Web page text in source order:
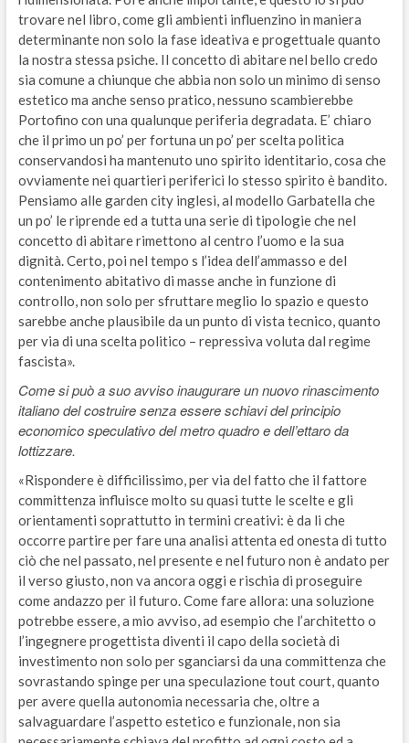
trovare nel libro, come gli ambienti influenzino in maniera
determinante non solo la fase ideativa e progettuale quanto
la nostra stessa psiche. Il concetto di abitare nel bello credo
sia comune a chiunque che abbia non solo un minimo di senso
estetico ma anche senso pratico, nessuno scambierebbe
Portofino con una qualunque periferia degradata. E’ chiaro
che il primo un po’ per fortuna un po’ per scelta politica
conservandosi ha mantenuto uno spirito identitario, cosa che
ovviamente nei quartieri periferici lo stesso spirito è bandito.
Pensiamo alle garden city inglesi, al modello Garbatella che
un po’ le riprende ed a tutta una serie di tipologie che nel
concetto di abitare rimettono al centro l’uomo e la sua
dignità. Certo, poi nel tempo s l’idea dell’ammasso e del
contenimento abitativo di masse anche in funzione di
controllo, non solo per sfruttare meglio lo spazio e questo
sarebbe anche plausibile da un punto di vista tecnico, quanto
per via di una scelta politico – repressiva voluta dal regime
fascista».
Come si può a suo avviso inaugurare un nuovo rinascimento
italiano del costruire senza essere schiavi del principio
economico speculativo del metro quadro e dell’ettaro da
lottizzare.
«Rispondere è difficilissimo, per via del fatto che il fattore
committenza influisce molto su quasi tutte le scelte e gli
orientamenti soprattutto in termini creativi: è da li che
occorre partire per fare una analisi attenta ed onesta di tutto
ciò che nel passato, nel presente e nel futuro non è andato per
il verso giusto, non va ancora oggi e rischia di proseguire
come andazzo per il futuro. Come fare allora: una soluzione
potrebbe essere, a mio avviso, ad esempio che l’architetto o
l’ingegnere progettista diventi il capo della società di
investimento non solo per sganciarsi da una committenza che
sovrastando spinge per una speculazione tout court, quanto
per avere quella autonomia necessaria che, oltre a
salvaguardare l’aspetto estetico e funzionale, non sia